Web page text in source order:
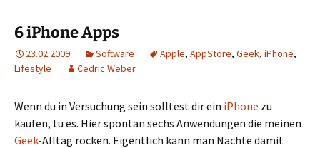
6 iPhone Apps
23.02.2009 Software Apple, AppStore, Geek, iPhone,
Lifestyle
Cedric Weber
Wenn du in Versuchung sein solltest dir ein iPhone zu
kaufen, tu es. Hier spontan sechs Anwendungen die meinen
Geek-Alltag rocken. Eigentlich kann man Nächte damit